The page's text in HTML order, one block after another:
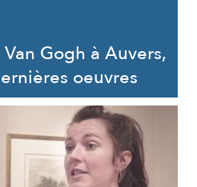
Gogh à Auvers,
oeuvres